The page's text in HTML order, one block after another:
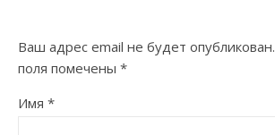
Ваш адрес email не будет опубликован.
поля помечены *
Имя *